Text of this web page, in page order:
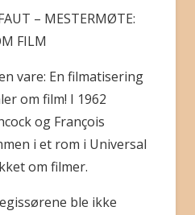
– MESTERMØTE:
FILM
vare: En filmatisering
om film! I 1962
og François
i et rom i Universal
om filmer.
ble ikke